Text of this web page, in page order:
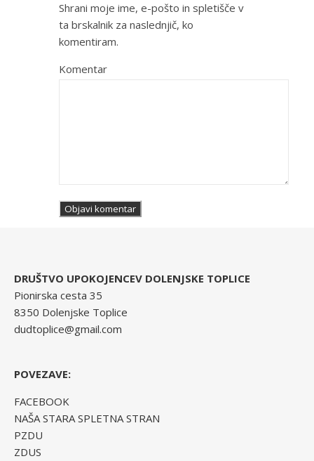
Shrani moje ime, e-pošto in spletišče v
ta brskalnik za naslednjič, ko
komentiram.
Komentar
DRUŠTVO UPOKOJENCEV DOLENJSKE TOPLICE
Pionirska cesta 35
8350 Dolenjske Toplice
dudtoplice@gmail.com
POVEZAVE:
FACEBOOK
NAŠA STARA SPLETNA STRAN
PZDU
ZDUS